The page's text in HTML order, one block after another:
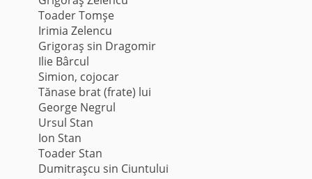
Toader Tomşe
Irimia Zelencu
Grigoraş sin Dragomir
Ilie Bârcul
Simion, cojocar
Tănase brat (frate) lui
George Negrul
Ursul Stan
Ion Stan
Toader Stan
Dumitraşcu sin Ciuntului